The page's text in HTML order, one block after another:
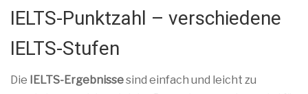
IELTS-Punktzahl – verschiedene
IELTS-Stufen
Die IELTS-Ergebnissesind einfach und leicht zu